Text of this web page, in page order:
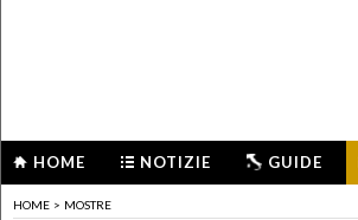
HOME NOTIZIE GUIDE
HOME > MOSTRE